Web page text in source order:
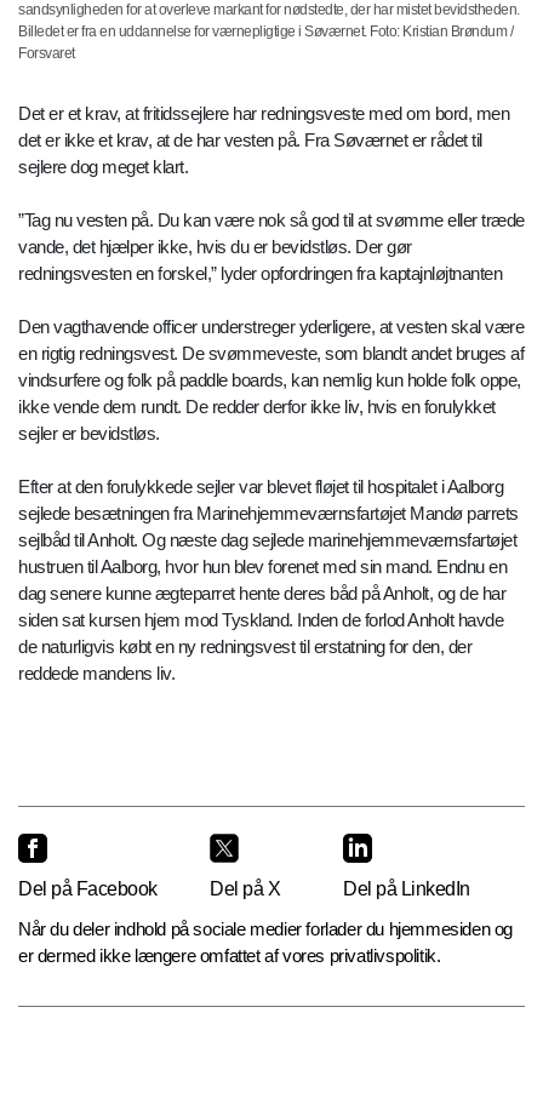
sandsynligheden for at overleve markant for nødstedte, der har mistet bevidstheden.
Billedet er fra en uddannelse for værnepligtige i Søværnet. Foto: Kristian Brøndum /
Forsvaret
Det er et krav, at fritidssejlere har redningsveste med om bord, men
det er ikke et krav, at de har vesten på. Fra Søværnet er rådet til
sejlere dog meget klart.
”Tag nu vesten på. Du kan være nok så god til at svømme eller træde
vande, det hjælper ikke, hvis du er bevidstløs. Der gør
redningsvesten en forskel,” lyder opfordringen fra kaptajnløjtnanten
Den vagthavende officer understreger yderligere, at vesten skal være
en rigtig redningsvest. De svømmeveste, som blandt andet bruges af
vindsurfere og folk på paddle boards, kan nemlig kun holde folk oppe,
ikke vende dem rundt. De redder derfor ikke liv, hvis en forulykket
sejler er bevidstløs.
Efter at den forulykkede sejler var blevet fløjet til hospitalet i Aalborg
sejlede besætningen fra Marinehjemmeværnsfartøjet Mandø parrets
sejlbåd til Anholt. Og næste dag sejlede marinehjemmeværnsfartøjet
hustruen til Aalborg, hvor hun blev forenet med sin mand. Endnu en
dag senere kunne ægteparret hente deres båd på Anholt, og de har
siden sat kursen hjem mod Tyskland. Inden de forlod Anholt havde
de naturligvis købt en ny redningsvest til erstatning for den, der
reddede mandens liv.
Del på Facebook Del på X
Del på LinkedIn
Når du deler indhold på sociale medier forlader du hjemmesiden og
er dermed ikke længere omfattet af vores privatlivspolitik.